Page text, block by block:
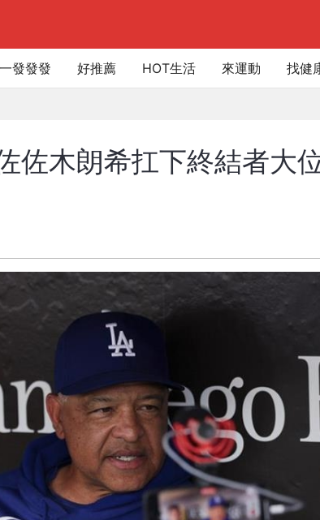
發發發 好推薦 HOT生活 來運動 找健
佐木朗希扛下終結者大